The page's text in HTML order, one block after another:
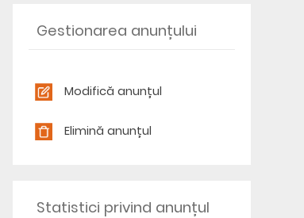
Gestionarea anunțului
Modifică anunțul
Elimină anunțul
Statistici privind anunțul